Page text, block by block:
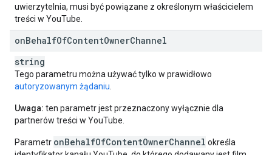
uwierzytelnia, musi być powiązane z określonym właścicielem
treści w YouTube.
onBehalfOfContentOwnerChannel
string
Tego parametru można używać tylko w prawidłowo
autoryzowanym żądaniu
Uwaga: ten parametr jest przeznaczony wyłącznie dla
partnerów treści w YouTube.
Parametr onBehalfOfContentOwnerChannel określa